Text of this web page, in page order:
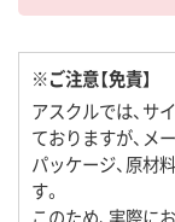
※ご注意【免責】
アスクルでは、サ
ておりますが、メ
パッケージ、原材
す。
このため、実際に